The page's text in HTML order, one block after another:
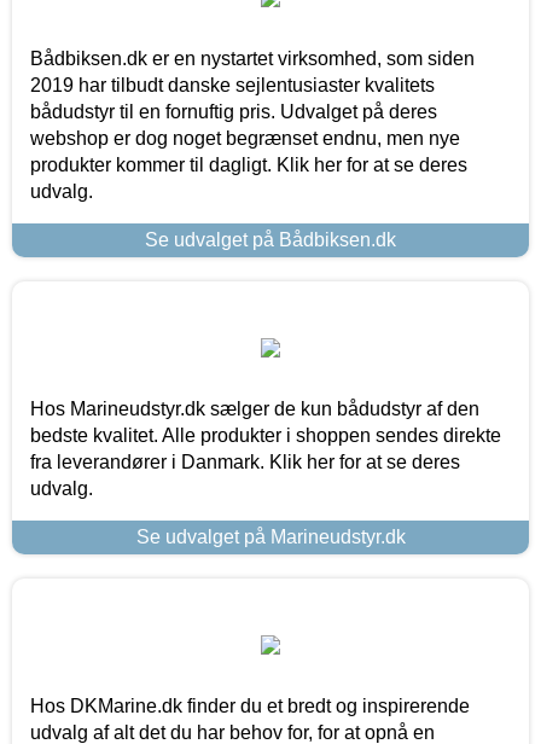
Bådbiksen.dk er en nystartet virksomhed, som siden
2019 har tilbudt danske sejlentusiaster kvalitets
bådudstyr til en fornuftig pris. Udvalget på deres
webshop er dog noget begrænset endnu, men nye
produkter kommer til dagligt. Klik her for at se deres
udvalg.
Se udvalget på Bådbiksen.dk
Hos Marineudstyr.dk sælger de kun bådudstyr af den
bedste kvalitet. Alle produkter i shoppen sendes direkte
fra leverandører i Danmark. Klik her for at se deres
udvalg.
Se udvalget på Marineudstyr.dk
Hos DKMarine.dk finder du et bredt og inspirerende
udvalg af alt det du har behov for, for at opnå en